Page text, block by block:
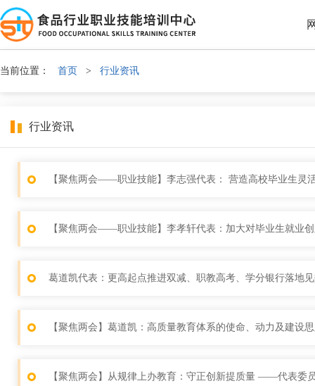
当前位置： 首页 > 行业资讯
行业资讯
【聚焦两会——职业技能】李志强代表： 营造高校毕业生灵
【聚焦两会——职业技能】李孝轩代表：加大对毕业生就业
葛道凯代表：更高起点推进双减、职教高考、学分银行落地
【聚焦两会】葛道凯：高质量教育体系的使命、动力及建设
【聚焦两会】从规律上办教育：守正创新提质量 ——代表委